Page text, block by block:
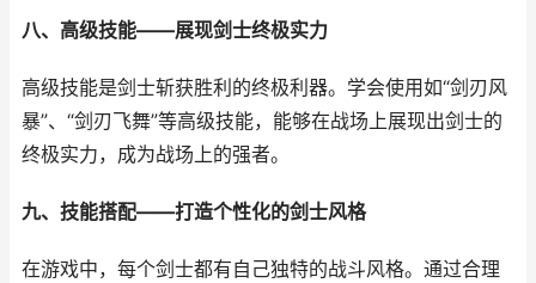
八、高级技能——展现剑士终极实力
高级技能是剑士斩获胜利的终极利器。学会使用如“剑刃风
暴”、“剑刃飞舞”等高级技能，能够在战场上展现出剑士的
终极实力，成为战场上的强者。
九、技能搭配——打造个性化的剑士风格
在游戏中，每个剑士都有自己独特的战斗风格。通过合理